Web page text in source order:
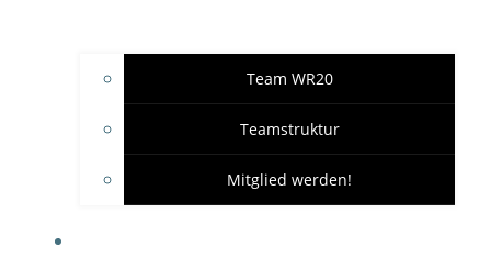
Team WR20
Teamstruktur
Mitglied werden!